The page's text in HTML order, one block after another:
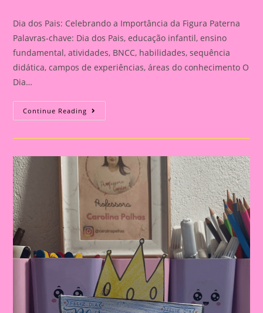
Dia dos Pais: Celebrando a Importância da Figura Paterna
Palavras-chave: Dia dos Pais, educação infantil, ensino
fundamental, atividades, BNCC, habilidades, sequência
didática, campos de experiências, áreas do conhecimento O
Dia…
Continue Reading Cartão
Lembrança
O
Pais
|
Dia
Dos
Pais:
Celebrando
Importância
Da
Figura
Paterna